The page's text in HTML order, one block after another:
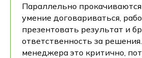
Параллельно
умение договариваться,
презентовать результат и
ответственность за
менеджера это критично,